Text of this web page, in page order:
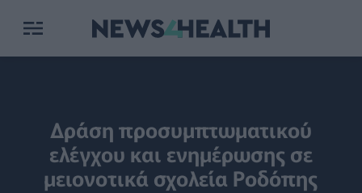
Δράση προσυμπτωματικού
ελέγχου και ενημέρωσης σε
μειονοτικά σχολεία Ροδόπης